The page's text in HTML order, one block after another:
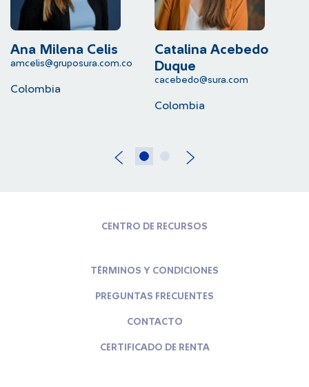
Ana Milena Celis
amcelis@gruposura.com.co
Colombia
Catalina Acebedo
Duque
cacebedo@sura.com
Colombia
CENTRO DE RECURSOS
TÉRMINOS Y CONDICIONES
PREGUNTAS FRECUENTES
CONTACTO
CERTIFICADO DE RENTA